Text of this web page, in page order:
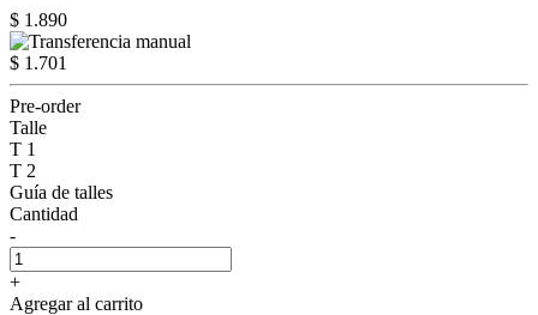
$ 1.890
$ 1.701
Pre-order
Talle
T 1
T 2
Guía de talles
Cantidad
-
+
Agregar al carrito